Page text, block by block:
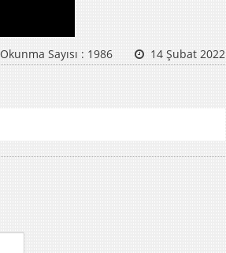
Okunma Sayısı : 1986 14 Şubat 2022